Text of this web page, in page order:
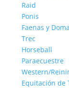
Raid
Ponis
Faenas y
Trec
Horseball
Paraecuestre
Western/
Equitación de